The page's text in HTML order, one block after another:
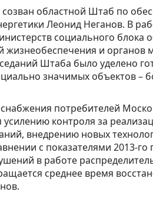
областной Штаб по
Леонид Неганов. В
социального
жизнеобеспечения и
Штаба было уделено
значимых объектов –
потребителей
контроля за
внедрению новых
с показателями 2013-
в работе
среднее время